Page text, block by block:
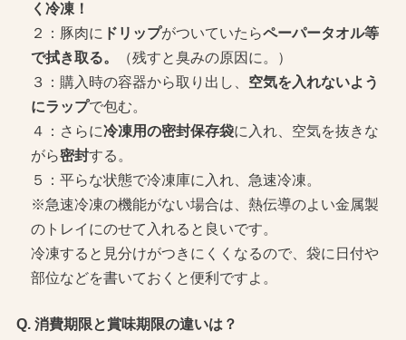
く冷凍！
２：豚肉に ドリップがついていたらペーパータオル等
で拭き取る。
（残すと臭みの原因に。）
３：購入時の容器から取り出し、 空気を入れないよう
にラップで包む。
４：さらに冷凍用の密封保存袋に入れ、空気を抜きな
がら密封する。
５：平らな状態で冷凍庫に入れ、急速冷凍。
※急速冷凍の機能がない場合は、熱伝導のよい金属製
のトレイにのせて入れると良いです。
冷凍すると見分けがつきにくくなるので、袋に日付や
部位などを書いておくと便利ですよ。
消費期限と賞味期限の違いは？